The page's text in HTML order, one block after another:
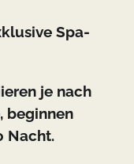
Spa-
je nach
beginnen
Nacht.